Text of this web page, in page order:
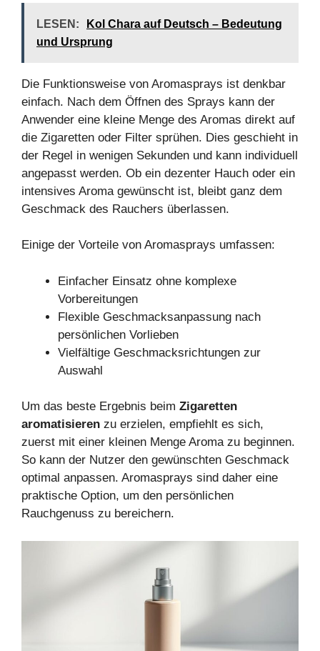
LESEN:
Kol Chara auf Deutsch – Bedeutung
und Ursprung
Die Funktionsweise von Aromasprays ist denkbar
einfach. Nach dem Öffnen des Sprays kann der
Anwender eine kleine Menge des Aromas direkt auf
die Zigaretten oder Filter sprühen. Dies geschieht in
der Regel in wenigen Sekunden und kann individuell
angepasst werden. Ob ein dezenter Hauch oder ein
intensives Aroma gewünscht ist, bleibt ganz dem
Geschmack des Rauchers überlassen.
Einige der Vorteile von Aromasprays umfassen:
Einfacher Einsatz ohne komplexe
Vorbereitungen
Flexible Geschmacksanpassung nach
persönlichen Vorlieben
Vielfältige Geschmacksrichtungen zur
Auswahl
Um das beste Ergebnis beim Zigaretten
aromatisieren zu erzielen, empfiehlt es sich,
zuerst mit einer kleinen Menge Aroma zu beginnen.
So kann der Nutzer den gewünschten Geschmack
optimal anpassen. Aromasprays sind daher eine
praktische Option, um den persönlichen
Rauchgenuss zu bereichern.